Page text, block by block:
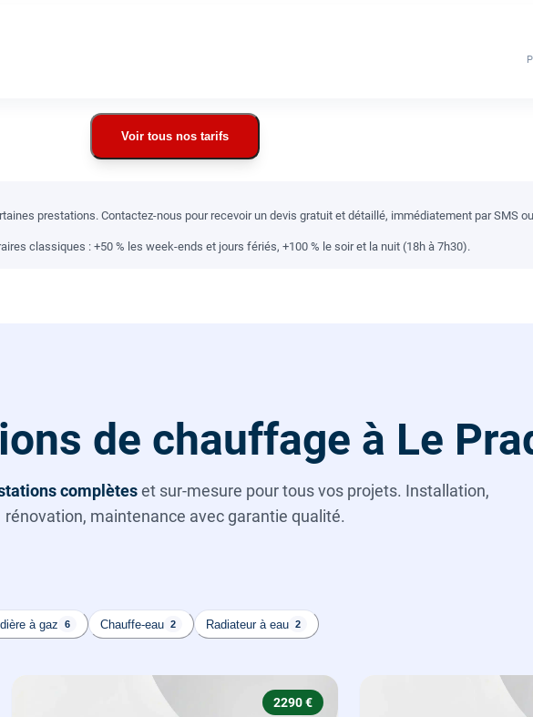
Voir tous nos tarifs
prestations. Contactez-nous pour recevoir un devis gratuit et détaillé, immédiatement par SMS
classiques : +50 % les week-ends et jours fériés, +100 % le soir et la nuit (18h à 7h30).
de chauffage à Le
complèteset sur-mesure pour tous vos projets. Installation,
rénovation, maintenance avec garantie qualité.
à gaz 6 Chauffe-eau 2 Radiateur à eau 2
2290 €